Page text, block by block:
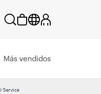
Más vendidos
Service